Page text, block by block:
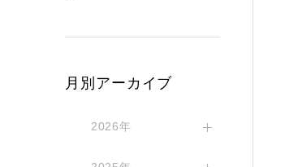
月別アーカイブ
2026年